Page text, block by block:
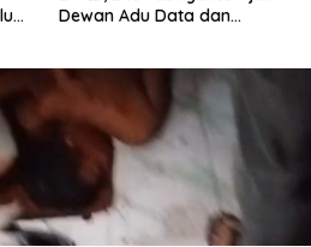
Situbondo, PAD Belum Optimal